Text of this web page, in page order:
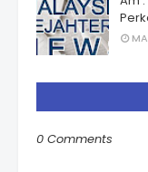
0 Comments